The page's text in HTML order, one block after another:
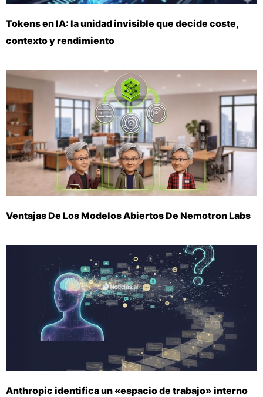
Tokens en IA: la unidad invisible que decide coste,
contexto y rendimiento
Ventajas De Los Modelos Abiertos De Nemotron Labs
Anthropic identifica un «espacio de trabajo» interno